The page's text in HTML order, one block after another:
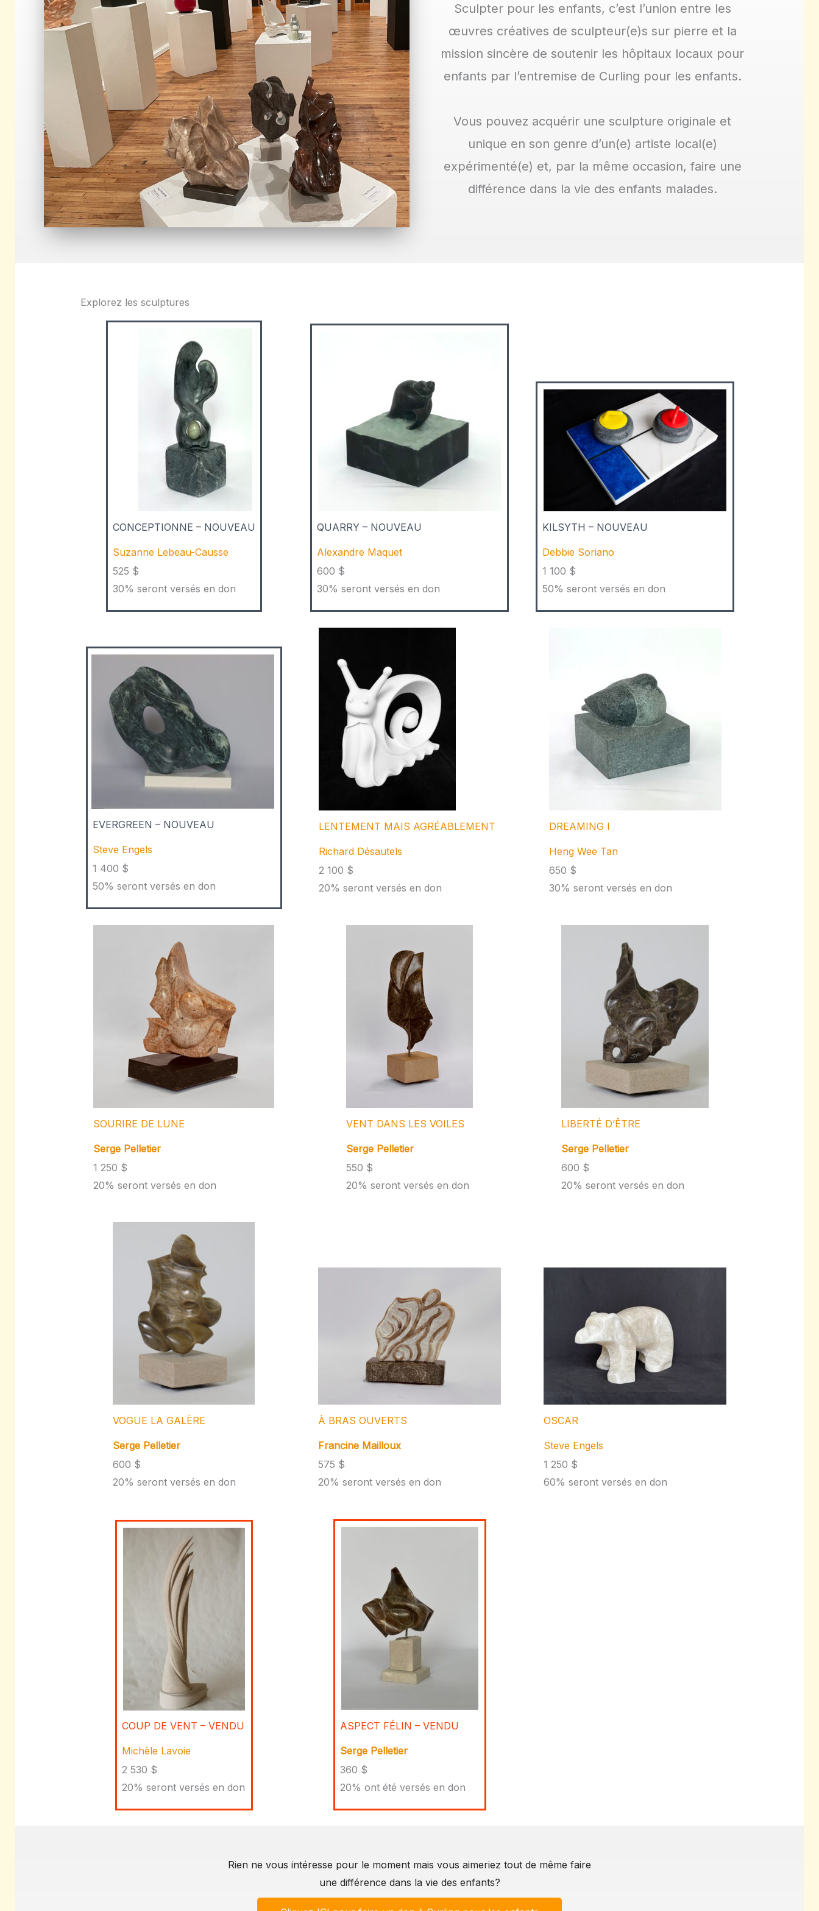
Sculpter pour les enfants, c’est l’union entre les
œuvres créatives de sculpteur(e)s sur pierre et la
mission sincère de soutenir les hôpitaux locaux pour
enfants par l’entremise de Curling pour les enfants.
Vous pouvez acquérir une sculpture originale et
unique en son genre d’un(e) artiste local(e)
expérimenté(e) et, par la même occasion, faire une
différence dans la vie des enfants malades.
Explorez les sculptures
CONCEPTIONNE – NOUVEAU
Suzanne Lebeau-Causse
525 $
30% seront versés en don
QUARRY – NOUVEAU
Alexandre Maquet
600 $
30% seront versés en don
KILSYTH – NOUVEAU
Debbie Soriano
1 100 $
50% seront versés en don
EVERGREEN – NOUVEAU
Steve Engels
1 400 $
50% seront versés en don
LENTEMENT MAIS AGRÉABLEMENT
Richard Désautels
2 100 $
20% seront versés en don
DREAMING I
Heng Wee Tan
650 $
30% seront versés en don
SOURIRE DE LUNE
Serge Pelletier
1 250 $
20% seront versés en don
VENT DANS LES VOILES
Serge Pelletier
550 $
20% seront versés en don
LIBERTÉ D’ÊTRE
Serge Pelletier
600 $
20% seront versés en don
VOGUE LA GALÈRE
Serge Pelletier
600 $
20% seront versés en don
À BRAS OUVERTS
Francine Mailloux
575 $
20% seront versés en don
OSCAR
Steve Engels
1 250 $
60% seront versés en don
COUP DE VENT – VENDU
Michèle Lavoie
2 530 $
20% seront versés en don
ASPECT FÉLIN – VENDU
Serge Pelletier
360 $
20% ont été versés en don
Rien ne vous intéresse pour le moment mais vous aimeriez tout de même faire
une différence dans la vie des enfants?